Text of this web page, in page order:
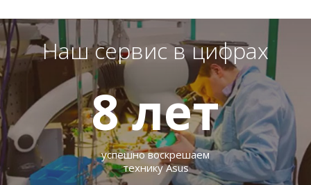
Наш сервис в цифрах
8лет
успешно воскрешаем
технику Asus